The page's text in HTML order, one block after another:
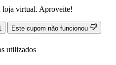
loja virtual. Aproveite!
Este cupom não funcionou
utilizados